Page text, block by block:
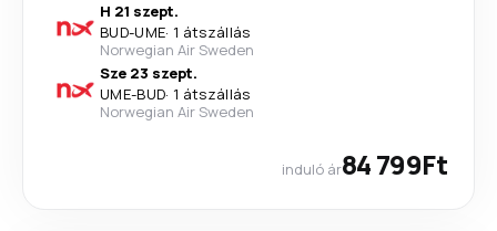
H 21 szept.
BUD-UME· 1 átszállás
Norwegian Air Sweden
Sze 23 szept.
UME-BUD· 1 átszállás
Norwegian Air Sweden
induló ár84 799Ft